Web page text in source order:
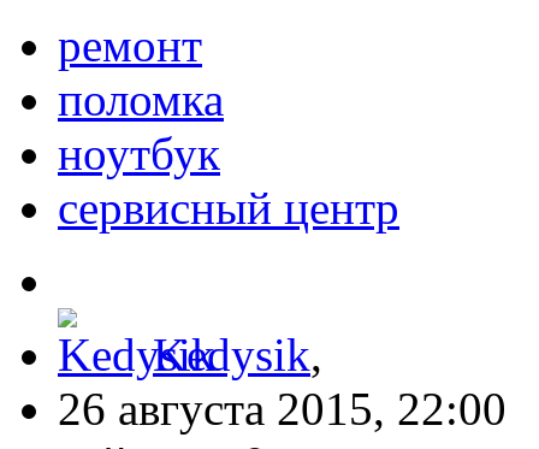
ремонт
поломка
ноутбук
сервисный центр
Kedysik,
26 августа 2015, 22:00